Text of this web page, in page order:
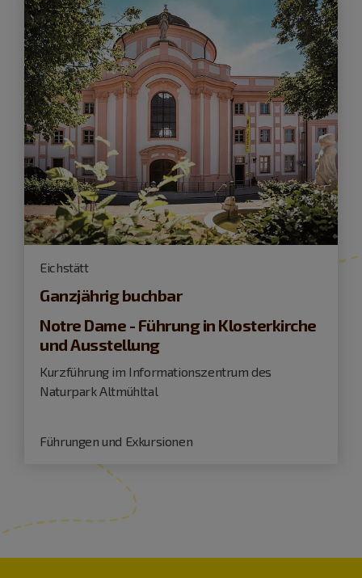
Eichstätt
Ganzjährig buchbar
Notre Dame - Führung in Klosterkirche
und Ausstellung
Kurzführung im Informationszentrum des
Naturpark Altmühltal
Führungen und Exkursionen